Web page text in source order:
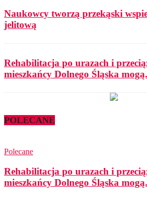
Naukowcy tworzą przekąski
jelitową
Rehabilitacja po urazach i
mieszkańcy Dolnego Śląska
POLECANE
Polecane
Rehabilitacja po urazach i
mieszkańcy Dolnego Śląska